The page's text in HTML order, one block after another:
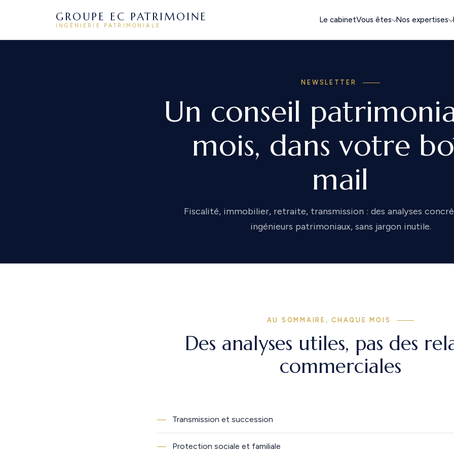
GROUPE EC PATRIMOINE
INGÉNIERIE PATRIMONIALE
Le cabinetVous êtes Nos expertises
NEWSLETTER
Un conseil
mois, dans votre
mail
Fiscalité, immobilier, retraite, transmission : des analyses
ingénieurs patrimoniaux, sans jargon inutile.
AU SOMMAIRE, CHAQUE MOIS
Des analyses utiles, pas des
commerciales
Transmission et succession
Protection sociale et familiale